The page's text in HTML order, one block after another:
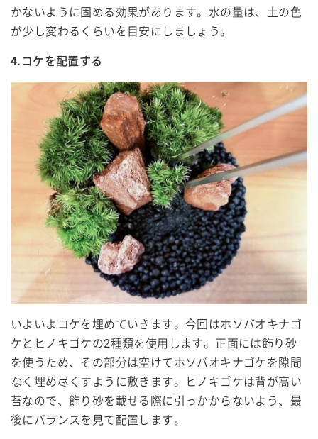
かないように固める効果があります。水の量は、土の色
が少し変わるくらいを目安にしましょう。
4.コケを配置する
いよいよコケを埋めていきます。今回はホソバオキナゴ
ケとヒノキゴケの2種類を使用します。正面には飾り砂
を使うため、その部分は空けてホソバオキナゴケを隙間
なく埋め尽くすように敷きます。ヒノキゴケは背が高い
苔なので、飾り砂を載せる際に引っかからないよう、最
後にバランスを見て配置します。